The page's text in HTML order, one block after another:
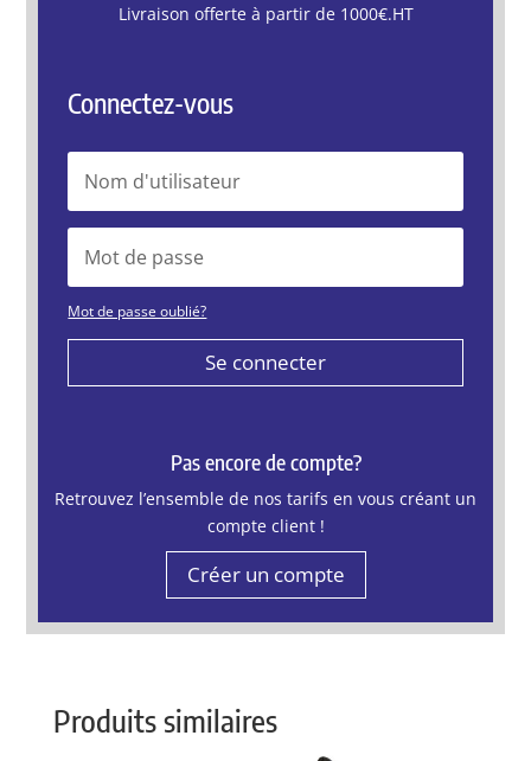
Livraison offerte à partir de 1000€.HT
Connectez-vous
Mot de passe oublié?
Se connecter
Pas encore de compte?
Retrouvez l’ensemble de nos tarifs en vous créant un
compte client !
Créer un compte
Produits similaires